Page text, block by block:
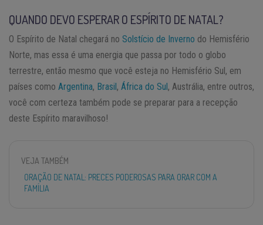
QUANDO DEVO ESPERAR O ESPÍRITO DE NATAL?
O Espírito de Natal chegará no Solstício de Inverno do Hemisfério
Norte, mas essa é uma energia que passa por todo o globo
terrestre, então mesmo que você esteja no Hemisfério Sul, em
países como Argentina, Brasil, África do Sul, Austrália, entre outros,
você com certeza também pode se preparar para a recepção
deste Espírito maravilhoso!
VEJA TAMBÉM
ORAÇÃO DE NATAL: PRECES PODEROSAS PARA ORAR COM A
FAMÍLIA